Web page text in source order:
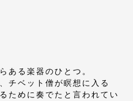
ある楽器のひとつ。
チベット僧が瞑想に入る
ために奏でたと言われてい